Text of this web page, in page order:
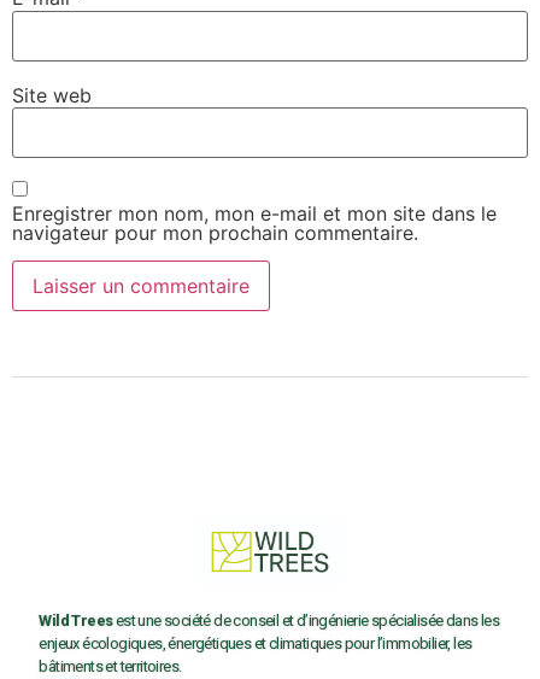
Site web
Enregistrer mon nom, mon e-mail et mon site dans le
navigateur pour mon prochain commentaire.
Wild Treesest une société de conseil et d’ingénierie spécialisée dans les
enjeux écologiques, énergétiques et climatiques pour l’immobilier, les
bâtiments et territoires.